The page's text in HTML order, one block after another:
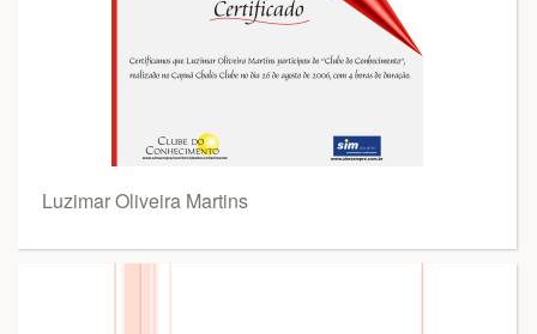
Luzimar Oliveira Martins